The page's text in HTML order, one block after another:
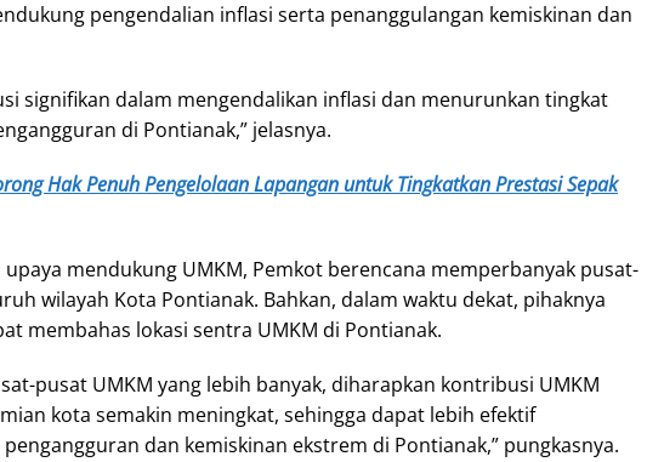
pengendalian inflasi serta penanggulangan kemiskinan dan
signifikan dalam mengendalikan inflasi dan menurunkan tingkat
di Pontianak,” jelasnya.
Hak Penuh Pengelolaan Lapangan untuk Tingkatkan Prestasi Sepak
upaya mendukung UMKM, Pemkot berencana memperbanyak pusat-
wilayah Kota Pontianak. Bahkan, dalam waktu dekat, pihaknya
membahas lokasi sentra UMKM di Pontianak.
pusat UMKM yang lebih banyak, diharapkan kontribusi UMKM
kota semakin meningkat, sehingga dapat lebih efektif
dan kemiskinan ekstrem di Pontianak,” pungkasnya.